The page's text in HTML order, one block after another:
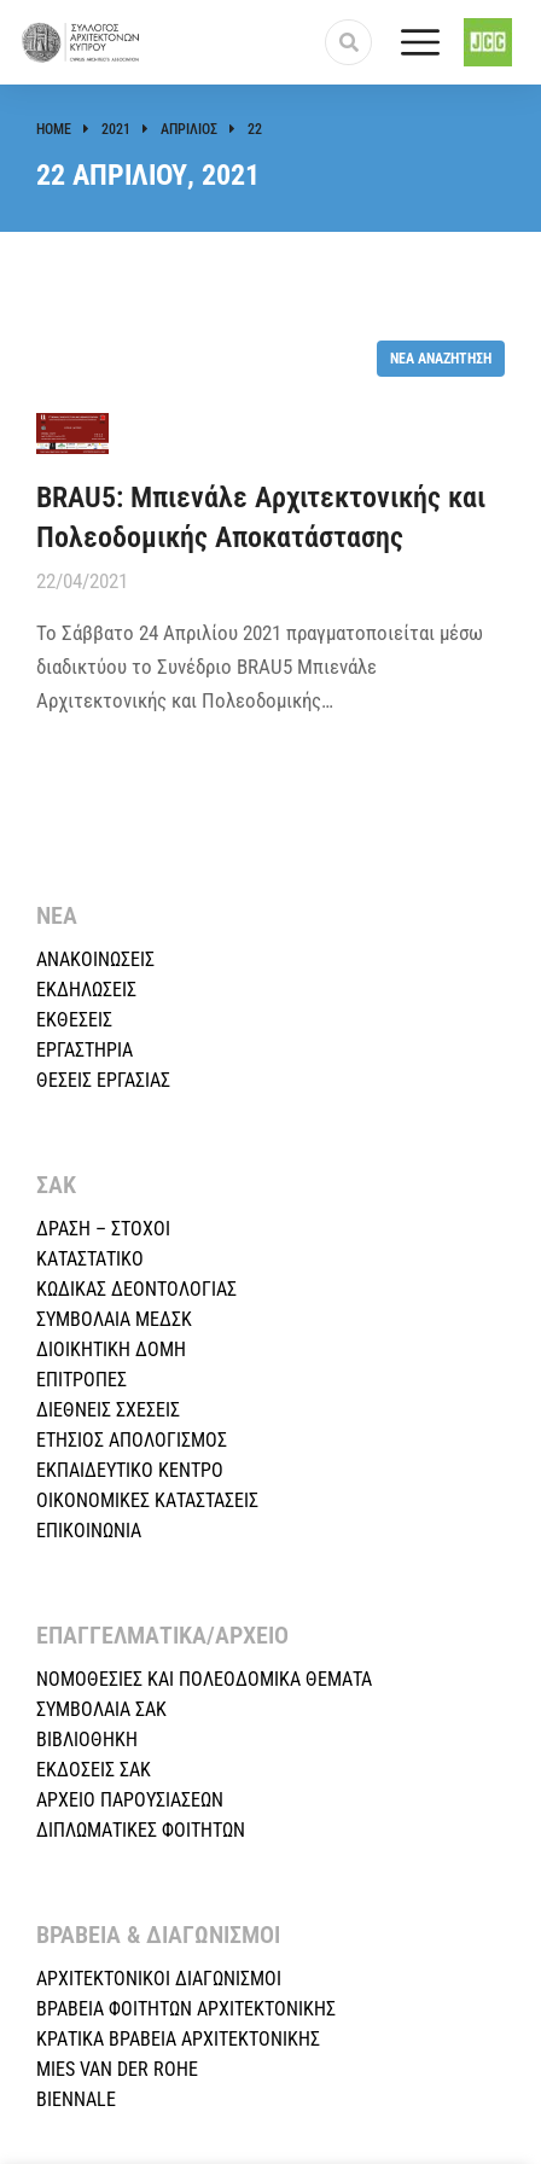
You are here:
HOME 2021 ΑΠΡΊΛΙΟΣ 22
22 ΑΠΡΙΛΊΟΥ, 2021
ΝΈΑ ΑΝΑΖΉΤΗΣΗ
BRAU5: Μπιενάλε Αρχιτεκτονικής και
Πολεοδομικής Αποκατάστασης
22/04/2021
Το Σάββατο 24 Απριλίου 2021 πραγματοποιείται μέσω
διαδικτύου το Συνέδριο BRAU5 Μπιενάλε
Αρχιτεκτονικής και Πολεοδομικής…
ΝΕΑ
ΑΝΑΚΟΙΝΩΣΕΙΣ
ΕΚΔΗΛΩΣΕΙΣ
ΕΚΘΕΣΕΙΣ
ΕΡΓΑΣΤΗΡΙΑ
ΘΕΣΕΙΣ ΕΡΓΑΣΙΑΣ
ΣΑΚ
ΔΡΑΣΗ – ΣΤΟΧΟΙ
ΚΑΤΑΣΤΑΤΙΚΟ
ΚΩΔΙΚΑΣ ΔΕΟΝΤΟΛΟΓΙΑΣ
ΣΥΜΒΟΛΑΙΑ ΜΕΔΣΚ
ΔΙΟΙΚΗΤΙΚΗ ΔΟΜΗ
ΕΠΙΤΡΟΠΕΣ
ΔΙΕΘΝΕΙΣ ΣΧΕΣEIΣ
ΕΤΗΣΙΟΣ ΑΠΟΛΟΓΙΣΜΟΣ
ΕΚΠΑΙΔΕΥΤΙΚΟ ΚΕΝΤΡΟ
ΟΙΚΟΝΟΜΙΚΕΣ ΚΑΤΑΣΤΑΣΕΙΣ
ΕΠΙΚΟΙΝΩΝΙΑ
ΕΠΑΓΓΕΛΜΑΤΙΚΑ/ΑΡΧΕΙΟ ​
ΝΟΜΟΘΕΣΙΕΣ KAI ΠΟΛΕΟΔΟΜΙΚΑ ΘΕΜΑΤΑ
ΣΥΜΒΟΛΑΙΑ ΣΑΚ
ΒΙΒΛΙΟΘΗΚΗ
ΕΚΔΟΣΕΙΣ ΣΑΚ
ΑΡΧΕΙΟ ΠΑΡΟΥΣΙΑΣΕΩΝ
ΔΙΠΛΩΜΑΤΙΚΕΣ ΦΟΙΤΗΤΩΝ
ΒΡΑΒΕΙΑ & ΔΙΑΓΩΝΙΣΜΟΙ ​
ΑΡΧΙΤΕΚΤΟΝΙΚΟΙ ΔΙΑΓΩΝΙΣΜΟΙ
ΒΡΑΒΕΙΑ ΦΟΙΤΗΤΩΝ ΑΡΧΙΤΕΚΤΟΝΙΚΗΣ
ΚΡΑΤΙΚΑ ΒΡΑΒΕΙΑ ΑΡΧΙΤΕΚΤΟΝΙΚΗΣ
MIES VAN DER ROHE
BIENNALE